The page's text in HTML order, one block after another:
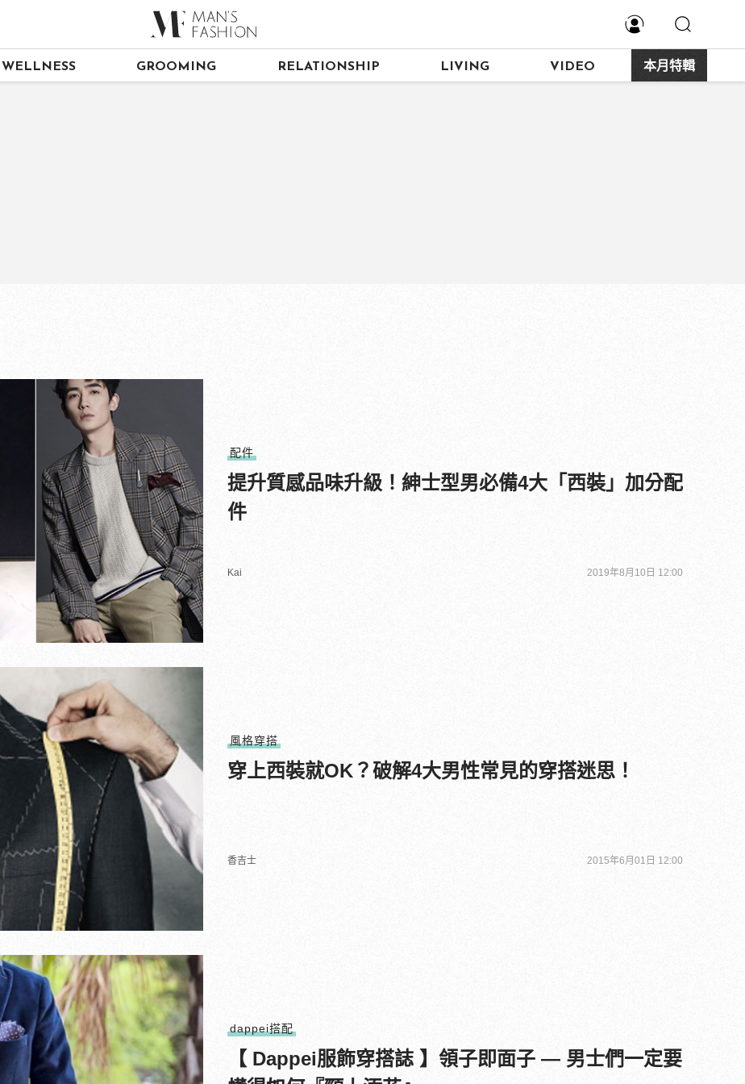
WELLNESS GROOMING RELATIONSHIP LIVING VIDEO 本月特輯
配件
提升質感品味升級！紳士型男必備4大「西裝」加分配
件
Kai 2019年8月10日 12:00
風格穿搭
穿上西裝就OK？破解4大男性常見的穿搭迷思！
香吉士 2015年6月01日 12:00
dappei搭配
【 Dappei服飾穿搭誌 】領子即面子 — 男士們一定要